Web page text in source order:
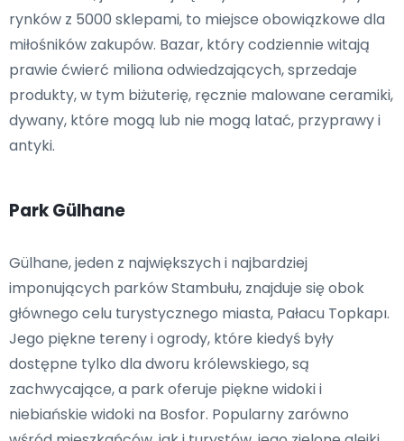
rynków z 5000 sklepami, to miejsce obowiązkowe dla
miłośników zakupów. Bazar, który codziennie witają
prawie ćwierć miliona odwiedzających, sprzedaje
produkty, w tym biżuterię, ręcznie malowane ceramiki,
dywany, które mogą lub nie mogą latać, przyprawy i
antyki.
Park Gülhane
Gülhane, jeden z największych i najbardziej
imponujących parków Stambułu, znajduje się obok
głównego celu turystycznego miasta, Pałacu Topkapı.
Jego piękne tereny i ogrody, które kiedyś były
dostępne tylko dla dworu królewskiego, są
zachwycające, a park oferuje piękne widoki i
niebiańskie widoki na Bosfor. Popularny zarówno